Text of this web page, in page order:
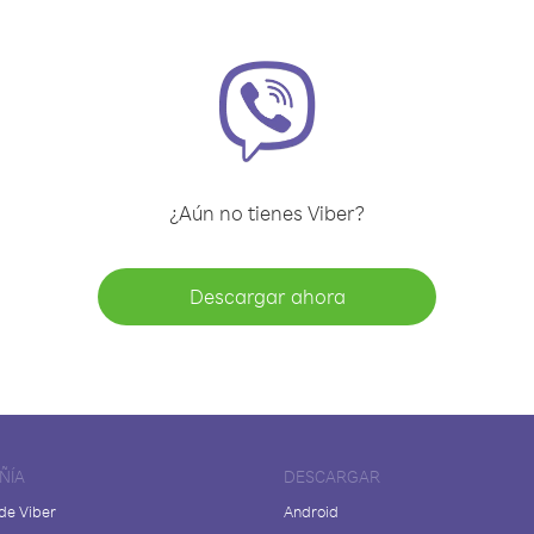
¿Aún no tienes Viber?
Descargar ahora
Viber
DESCARGAR
Android